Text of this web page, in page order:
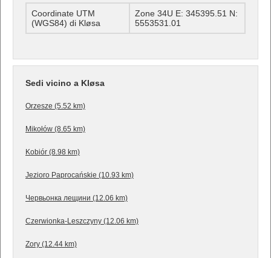
Coordinate UTM
(WGS84) di Kløsa
Zone 34U E: 345395.51 N:
5553531.01
Sedi vicino a Kløsa
Orzesze (5.52 km)
Mikołów (8.65 km)
Kobiór (8.98 km)
Jezioro Paprocańskie (10.93 km)
Червьонка лещини (12.06 km)
Czerwionka-Leszczyny (12.06 km)
Zory (12.44 km)